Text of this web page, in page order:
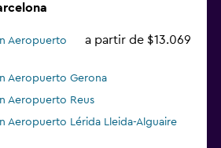
Aeropuerto
a partir de $13.069
Aeropuerto Gerona
Aeropuerto Reus
Aeropuerto Lérida Lleida-Alguaire